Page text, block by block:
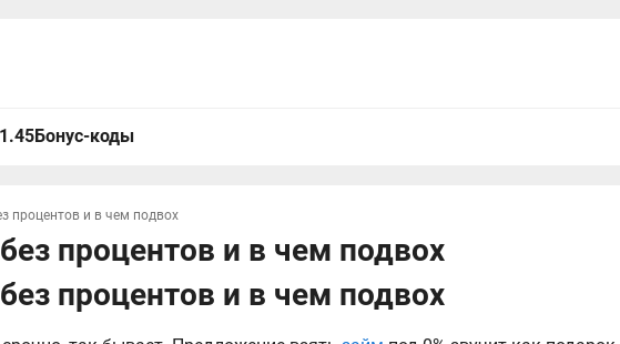
Бонус-коды
процентов и в чем подвох
процентов и в чем подвох
процентов и в чем подвох